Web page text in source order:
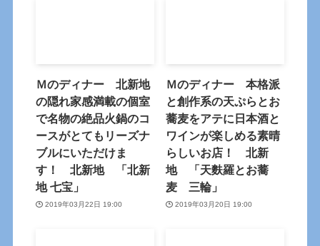
Ｍのディナー 北新地
の隠れ家感満載の個室
で名物の絶品火鍋のコ
ースがとてもリーズナ
ブルにいただけま
す！ 北新地 「北新
地 七宝」
2019年03月22日 19:00
Ｍのディナー 本格派
と創作系の天ぷらとお
蕎麦をアテに日本酒と
ワインが楽しめる素晴
らしいお店！ 北新
地 「天麩羅とお蕎
麦 三輪」
2019年03月20日 19:00